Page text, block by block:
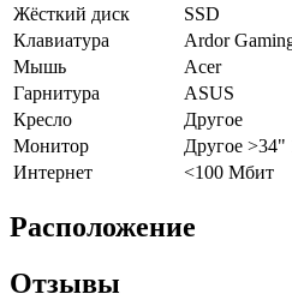
Жёсткий диск
SSD
Клавиатура
Ardor
Мышь
Acer
Гарнитура
ASUS
Кресло
Другое
Монитор
Другое >34"
Интернет
<100 Мбит
Расположение
Отзывы